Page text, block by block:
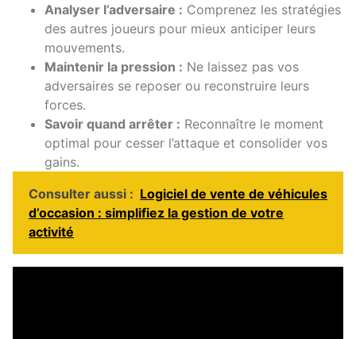
Analyser l’adversaire : Comprenez les stratégies
des autres joueurs pour mieux anticiper leurs
mouvements.
Maintenir la pression : Ne laissez pas vos
adversaires se reposer ou reconstruire leurs
forces.
Savoir quand arrêter : Reconnaître le moment
optimal pour cesser l’attaque et consolider vos
gains.
Consulter aussi : Logiciel de vente de véhicules
d’occasion : simplifiez la gestion de votre
activité